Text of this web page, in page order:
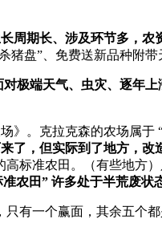
周期长、涉及环节多，
猪盘”、免费送新品种附
极端天气、虫灾、逐
》。克拉克森的农场属
了，但实际到了地方，改
标准农田。（有些地方
农田” 许多处于半荒废状
有一个赢面，其余五个都